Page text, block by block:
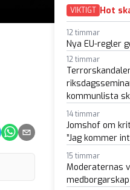
på Telegram
Dela på Whatsapp
Dela via e-post
VIKTIGT Hot
12 timmar
Nya EU-regler
12 timmar
kommunlista
14 timmar
Jomshof om
”Jag kommer
15 timmar
Moderaternas